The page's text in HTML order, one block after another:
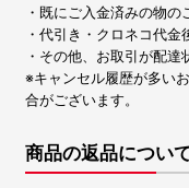
・既にご入金済みの物の
・代引き・クロネコ代金
・その他、お取引が配達
※キャンセル履歴が多い
合がございます。
商品の返品につい